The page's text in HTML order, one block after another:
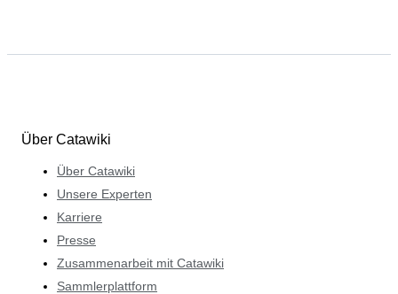
Über Catawiki
Über Catawiki
Unsere Experten
Karriere
Presse
Zusammenarbeit mit Catawiki
Sammlerplattform